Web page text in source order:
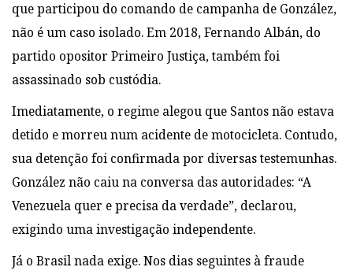
que participou do comando de campanha de González,
não é um caso isolado. Em 2018, Fernando Albán, do
partido opositor Primeiro Justiça, também foi
assassinado sob custódia.
Imediatamente, o regime alegou que Santos não estava
detido e morreu num acidente de motocicleta. Contudo,
sua detenção foi confirmada por diversas testemunhas.
González não caiu na conversa das autoridades: “A
Venezuela quer e precisa da verdade”, declarou,
exigindo uma investigação independente.
Já o Brasil nada exige. Nos dias seguintes à fraude